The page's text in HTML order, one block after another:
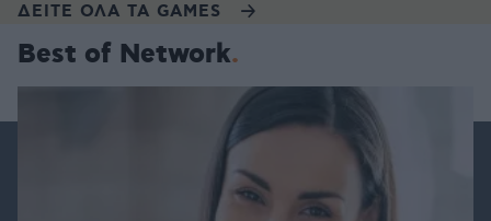
ΔΕΙΤΕ ΟΛΑ ΤΑ GAMES
Best of Network